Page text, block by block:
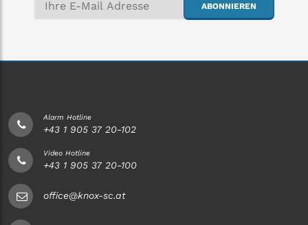
ABONNIEREN
Alarm Hotline
+43 1 905 37 20-102
Video Hotline
+43 1 905 37 20-100
office@knox-sc.at